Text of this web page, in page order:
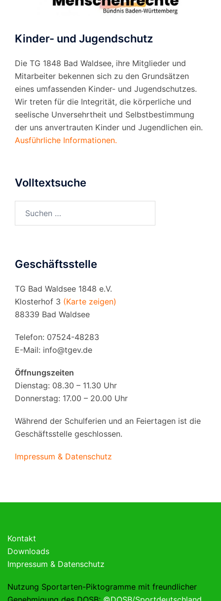
Kinder- und Jugendschutz
Die TG 1848 Bad Waldsee, ihre Mitglieder und
Mitarbeiter bekennen sich zu den Grundsätzen
eines umfassenden Kinder- und Jugendschutzes.
Wir treten für die Integrität, die körperliche und
seelische Unversehrtheit und Selbstbestimmung
der uns anvertrauten Kinder und Jugendlichen ein.
Ausführliche Informationen.
Volltextsuche
nach:
Geschäftsstelle
TG Bad Waldsee 1848 e.V.
Klosterhof 3 (Karte zeigen)
88339 Bad Waldsee
Telefon: 07524-48283
E-Mail: info@tgev.de
Öffnungszeiten
Dienstag: 08.30 – 11.30 Uhr
Donnerstag: 17.00 – 20.00 Uhr
Während der Schulferien und an Feiertagen ist die
Geschäftsstelle geschlossen.
Impressum & Datenschutz
Kontakt
Downloads
Impressum & Datenschutz
Nutzung Sportarten-Piktogramme mit freundlicher